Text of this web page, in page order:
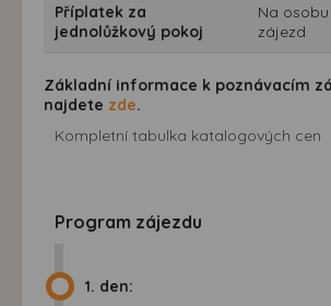
Příplatek za
jednolůžkový pokoj
Na
zájezd
Základní informace k poznávacím
najdete zde.
Kompletní tabulka katalogových cen
Program zájezdu
1. den: